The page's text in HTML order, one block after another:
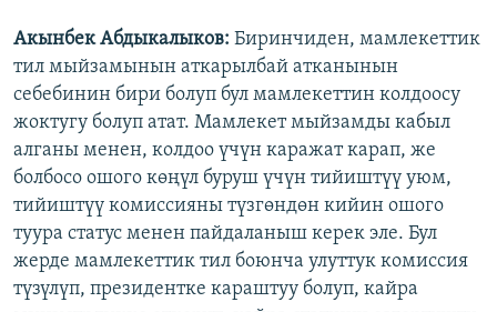
Акынбек Абдыкалыков: Биринчиден, мамлекеттик
тил мыйзамынын аткарылбай атканынын
себебинин бири болуп бул мамлекеттин колдоосу
жоктугу болуп атат. Мамлекет мыйзамды кабыл
алганы менен, колдоо үчүн каражат карап, же
болбосо ошого көңүл буруш үчүн тийиштүү уюм,
тийиштүү комиссияны түзгөндөн кийин ошого
туура статус менен пайдаланыш керек эле. Бул
жерде мамлекеттик тил боюнча улуттук комиссия
түзүлүп, президентке караштуу болуп, кайра